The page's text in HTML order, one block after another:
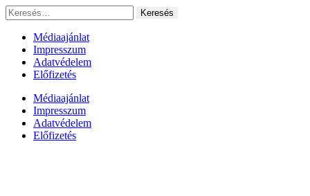
Ugrás
a
tartalomhoz
Keresés:
Médiaajánlat
Impresszum
Adatvédelem
Előfizetés
Médiaajánlat
Impresszum
Adatvédelem
Előfizetés